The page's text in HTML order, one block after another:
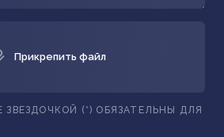
Прикрепить файл
(*) ОБЯЗАТЕЛЬНЫ ДЛЯ